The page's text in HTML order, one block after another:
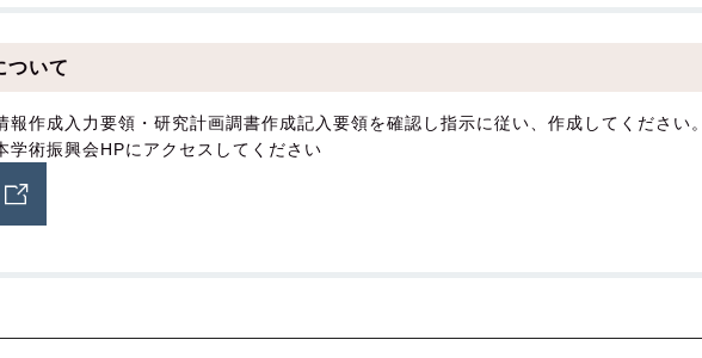
ついて
報作成入力要領・研究計画調書作成記入要領を確認し指示に従い、作成してください
術振興会HPにアクセスしてください